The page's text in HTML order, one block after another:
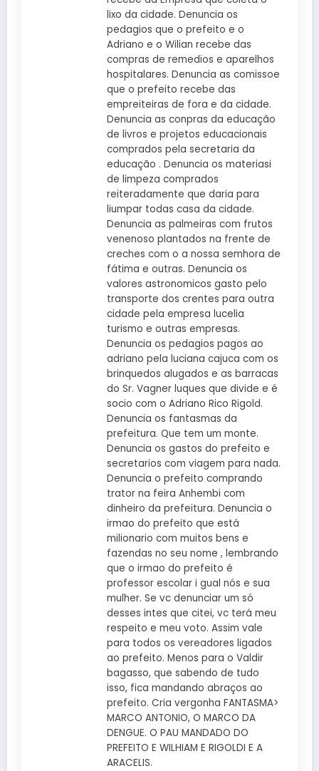
lixo da cidade. Denuncia os
pedagios que o prefeito e o
Adriano e o Wilian recebe das
compras de remedios e aparelhos
hospitalares. Denuncia as comissoe
que o prefeito recebe das
empreiteiras de fora e da cidade.
Denuncia as conpras da educação
de livros e projetos educacionais
comprados pela secretaria da
educação . Denuncia os materiasi
de limpeza comprados
reiteradamente que daria para
liumpar todas casa da cidade.
Denuncia as palmeiras com frutos
venenoso plantados na frente de
creches com o a nossa semhora de
fátima e outras. Denuncia os
valores astronomicos gasto pelo
transporte dos crentes para outra
cidade pela empresa lucelia
turismo e outras empresas.
Denuncia os pedagios pagos ao
adriano pela luciana cajuca com os
brinquedos alugados e as barracas
do Sr. Vagner luques que divide e é
socio com o Adriano Rico Rigold.
Denuncia os fantasmas da
prefeitura. Que tem um monte.
Denuncia os gastos do prefeito e
secretarios com viagem para nada.
Denuncia o prefeito comprando
trator na feira Anhembi com
dinheiro da prefeitura. Denuncia o
irmao do prefeito que está
milionario com muitos bens e
fazendas no seu nome , lembrando
que o irmao do prefeito é
professor escolar i gual nós e sua
mulher. Se vc denunciar um só
desses intes que citei, vc terá meu
respeito e meu voto. Assim vale
para todos os vereadores ligados
ao prefeito. Menos para o Valdir
bagasso, que sabendo de tudo
isso, fica mandando abraços ao
prefeito. Cria vergonha FANTASMA>
MARCO ANTONIO, O MARCO DA
DENGUE. O PAU MANDADO DO
PREFEITO E WILHIAM E RIGOLDI E A
ARACELIS.